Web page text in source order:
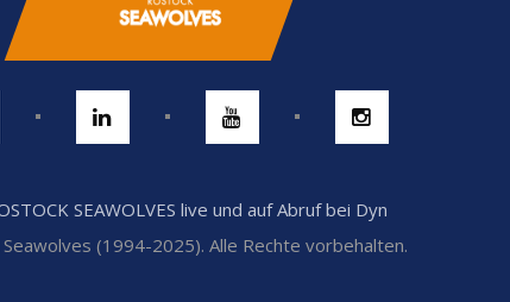
SEAWOLVES live und auf Abruf bei Dyn
(1994-2025). Alle Rechte vorbehalten.